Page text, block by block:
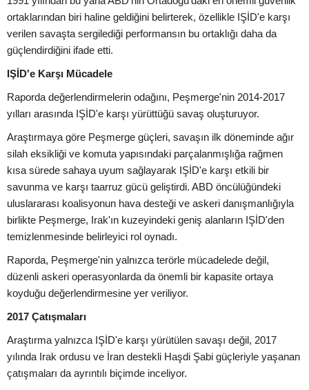
ortaklarından biri haline geldiğini belirterek, özellikle IŞİD'e karşı
verilen savaşta sergilediği performansın bu ortaklığı daha da
güçlendirdiğini ifade etti.
IŞİD'e Karşı Mücadele
Raporda değerlendirmelerin odağını, Peşmerge'nin 2014-2017
yılları arasında IŞİD'e karşı yürüttüğü savaş oluşturuyor.
Araştırmaya göre Peşmerge güçleri, savaşın ilk döneminde ağır
silah eksikliği ve komuta yapısındaki parçalanmışlığa rağmen
kısa sürede sahaya uyum sağlayarak IŞİD'e karşı etkili bir
savunma ve karşı taarruz gücü geliştirdi. ABD öncülüğündeki
uluslararası koalisyonun hava desteği ve askeri danışmanlığıyla
birlikte Peşmerge, Irak'ın kuzeyindeki geniş alanların IŞİD'den
temizlenmesinde belirleyici rol oynadı.
Raporda, Peşmerge'nin yalnızca terörle mücadelede değil,
düzenli askeri operasyonlarda da önemli bir kapasite ortaya
koyduğu değerlendirmesine yer veriliyor.
2017 Çatışmaları
Araştırma yalnızca IŞİD'e karşı yürütülen savaşı değil, 2017
yılında Irak ordusu ve İran destekli Haşdi Şabi güçleriyle yaşanan
çatışmaları da ayrıntılı biçimde inceliyor.